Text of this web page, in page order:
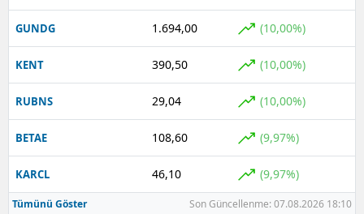
GUNDG 1.694,00 (10,00%)
KENT 390,50 (10,00%)
RUBNS 29,04 (10,00%)
BETAE 108,60 (9,97%)
KARCL 46,10 (9,97%)
Tümünü Göster Son Güncellenme: 07.08.2026 18:10